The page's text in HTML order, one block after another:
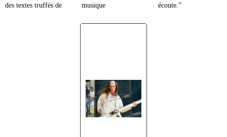
des textes truffés de
musique
écoute.”